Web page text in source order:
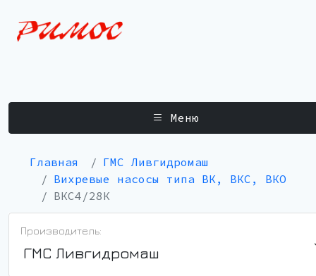
Меню
Главная
ГМС Ливгидромаш
Вихревые насосы типа ВК, ВКС, ВКО
ВКС4/28К
Производитель:
ГМС Ливгидромаш